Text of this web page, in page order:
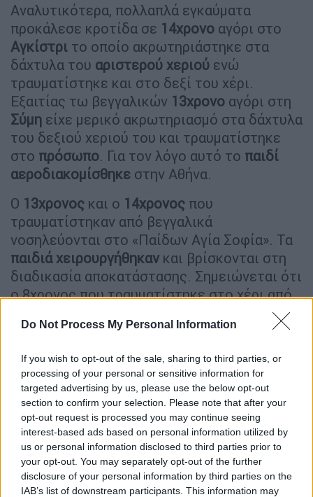
Do Not Process My Personal Information
If you wish to opt-out of the sale, sharing to third parties, or
processing of your personal or sensitive information for
targeted advertising by us, please use the below opt-out
section to confirm your selection. Please note that after your
opt-out request is processed you may continue seeing
interest-based ads based on personal information utilized by
us or personal information disclosed to third parties prior to
your opt-out. You may separately opt-out of the further
disclosure of your personal information by third parties on the
IAB’s list of downstream participants. This information may
Αναλυτικότερα, πολλαπλά εγκαύματα
προκάλεσε κροτίδα σε 14χρονο αγόρι στο
Αγκίστρι το οποίο ακρωτηριάστηκε στα
δάχτυλα του αριστερού χεριού ενώ
τραυματίστηκε και στο δεξί του χέρι.
Εξαιτίας τω βεγγαλικών 13χρονο αγόρι στη
Σύμη είχε μερικό ακρωτηριασμό στα δάχτυλα
του δεξιού χεριού του και τραυματίστηκε
στο πρόσωπο. Για τον λόγο αυτό το παιδί
αεροδιακομίσθηκε στην Αθήνα.
Ο 13χρονος και ο 14χρονος που
τραυματίστηκαν από βεγγαλικά
νοσηλεύονται στο «Παίδων Αγία Σοφία». Τα
παιδιά χειρουργήθηκαν και βρίσκονται στη
διαδικασία αποκατάστασης. Σημειώνεται ότι
ο 8χρονος που τραυματίστηκε στο χέρι από
εκείνος στην Αθήνα.
Στο νοσοκομείο και 7χρονη στη Ρόδο -
«Κάηκε στο πρόσωπο»
Στο νοσοκομείο πέρασε τη νύχτα της
Ανάστασης 7χρονο κοριτσάκι στη Ρόδο. Ένα
από τα βεγγαλικά που εκτοξεύθηκαν στο
χωριό Μασσάρι το τραυμάτισαν
προκαλώντας του σοβαρά εγκαύματα.